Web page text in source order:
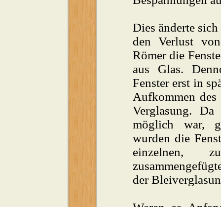
Dies änderte
den Verlust
Römer die
aus Glas.
Fenster erst in
Aufkommen
Verglasung.
möglich war,
wurden die
einzelnen,
der